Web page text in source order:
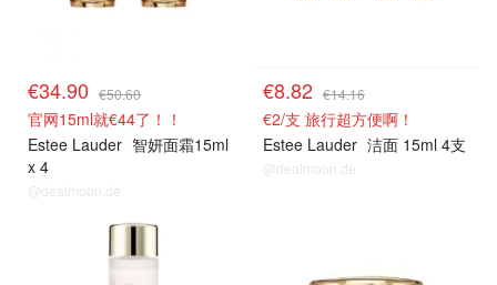
€34.90 €50.60
官网15ml就€44了！！
Estee Lauder 智妍面霜15ml
x 4
@dealmoon.de
€8.82 €14.16
€2/支 旅行超方便啊！
Estee Lauder 洁面 15ml 4支
@dealmoon.de